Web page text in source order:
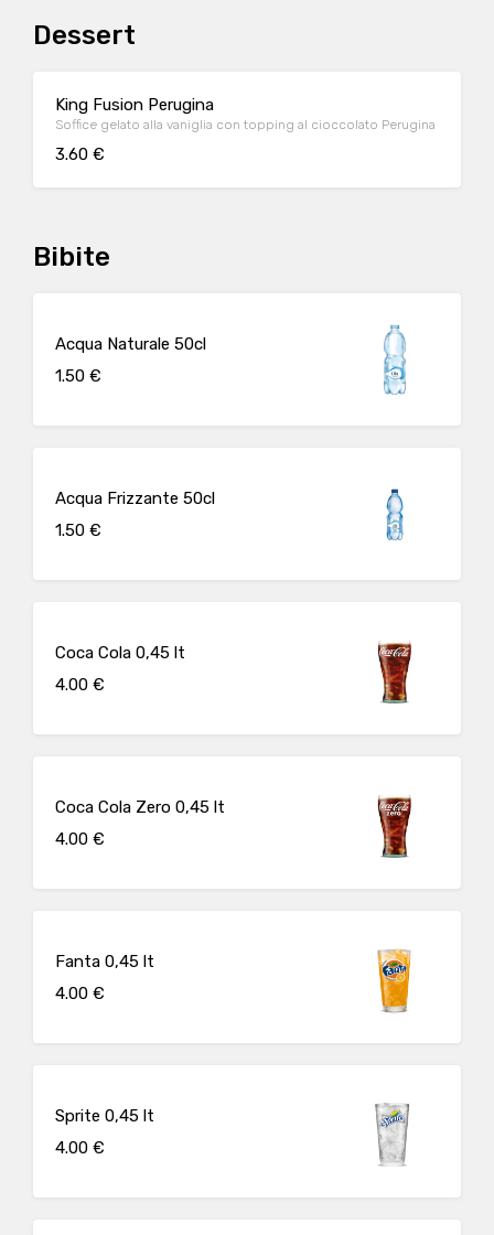
Dessert
King Fusion Perugina
Soffice gelato alla vaniglia con topping al cioccolato Perugina
3.60 €
Bibite
Acqua Naturale 50cl
1.50 €
Acqua Frizzante 50cl
1.50 €
Coca Cola 0,45 lt
4.00 €
Coca Cola Zero 0,45 lt
4.00 €
Fanta 0,45 lt
4.00 €
Sprite 0,45 lt
4.00 €